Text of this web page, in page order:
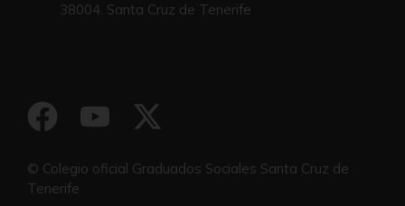
38004. Santa Cruz de Tenerife
© Colegio oficial Graduados Sociales Santa Cruz de
Tenerife